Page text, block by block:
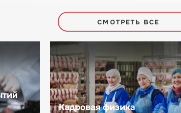
СМОТРЕТЬ ВСЕ
Кадровая физика